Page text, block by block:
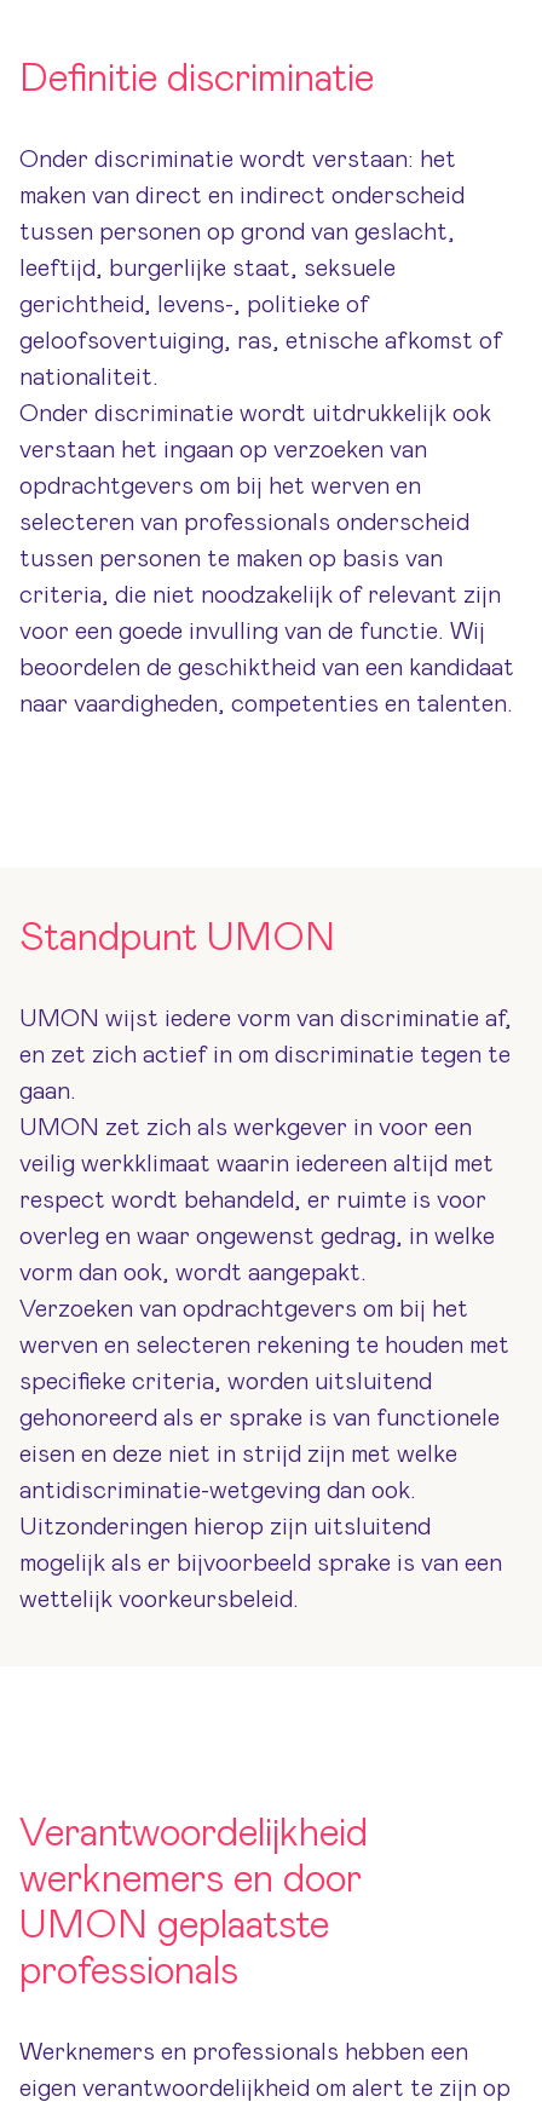
Definitie discriminatie
Onder discriminatie wordt verstaan: het
maken van direct en indirect onderscheid
tussen personen op grond van geslacht,
leeftijd, burgerlijke staat, seksuele
gerichtheid, levens-, politieke of
geloofsovertuiging, ras, etnische afkomst of
nationaliteit.
Onder discriminatie wordt uitdrukkelijk ook
verstaan het ingaan op verzoeken van
opdrachtgevers om bij het werven en
selecteren van professionals onderscheid
tussen personen te maken op basis van
criteria, die niet noodzakelijk of relevant zijn
voor een goede invulling van de functie. Wij
beoordelen de geschiktheid van een kandidaat
naar vaardigheden, competenties en talenten.
Standpunt UMON
UMON wijst iedere vorm van discriminatie af,
en zet zich actief in om discriminatie tegen te
gaan.
UMON zet zich als werkgever in voor een
veilig werkklimaat waarin iedereen altijd met
respect wordt behandeld, er ruimte is voor
overleg en waar ongewenst gedrag, in welke
vorm dan ook, wordt aangepakt.
Verzoeken van opdrachtgevers om bij het
werven en selecteren rekening te houden met
specifieke criteria, worden uitsluitend
gehonoreerd als er sprake is van functionele
eisen en deze niet in strijd zijn met welke
antidiscriminatie-wetgeving dan ook.
Uitzonderingen hierop zijn uitsluitend
mogelijk als er bijvoorbeeld sprake is van een
wettelijk voorkeursbeleid.
Verantwoordelijkheid
werknemers en door
UMON geplaatste
professionals
Werknemers en professionals hebben een
eigen verantwoordelijkheid om alert te zijn op